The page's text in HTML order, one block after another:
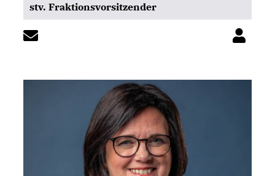
stv. Fraktionsvorsitzender